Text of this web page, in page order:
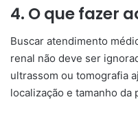
4. O que fazer
Buscar atendimento
renal não deve ser
ultrassom ou tomografia
localização e tamanho da